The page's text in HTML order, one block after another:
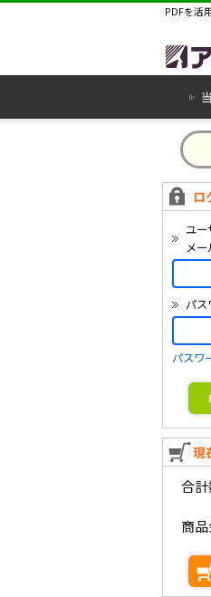
PDFを活
ユー
メー
パス
パスワ
合計
商品